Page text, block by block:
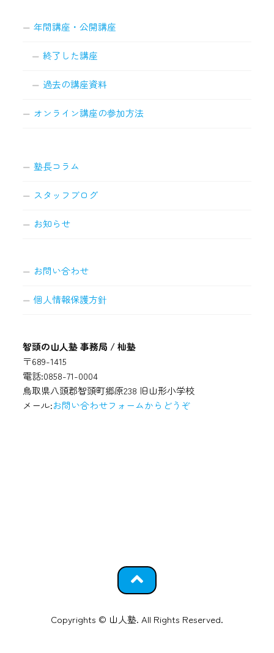
年間講座・公開講座
終了した講座
過去の講座資料
オンライン講座の参加方法
塾長コラム
スタッフブログ
お知らせ
お問い合わせ
個人情報保護方針
智頭の山人塾 事務局 / 杣塾
〒689-1415
電話:0858-71-0004
鳥取県八頭郡智頭町郷原238 旧山形小学校
メール:お問い合わせフォームからどうぞ
Copyrights © 山人塾. All Rights Reserved.